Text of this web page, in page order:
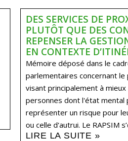
DES SERVICES DE
PLUTÔT QUE DES
REPENSER LA
EN CONTEXTE
Mémoire déposé dans le
parlementaires concernant
visant principalement à
personnes dont l'état mental
représenter un risque pour
ou celle d'autrui. Le RAPSIM
LIRE LA SUITE »